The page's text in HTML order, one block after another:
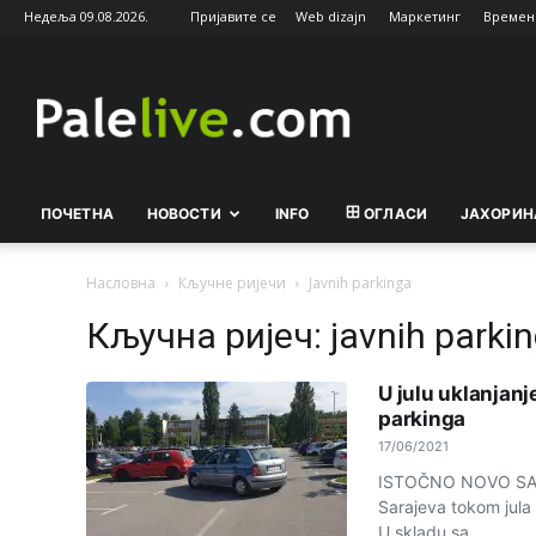
Недеља 09.08.2026. Пријавите се Web dizajn Маркетинг
ПОЧЕТНА НОВОСТИ INFO ОГЛАСИ
Насловна Кључне ријечи Javnih parkinga
Кључна ријеч: javnih
U julu
parkinga
17/06/2021
ISTOČNO NOVO
Sarajeva tokom
U skladu sa...